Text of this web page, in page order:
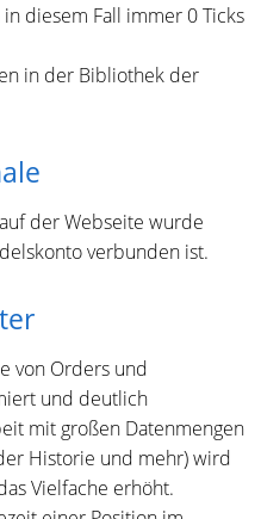
diesem Fall immer 0 Ticks
in der Bibliothek der
der Webseite wurde
verbunden ist.
von Orders und
und deutlich
mit großen Datenmengen
Historie und mehr) wird
Vielfache erhöht.